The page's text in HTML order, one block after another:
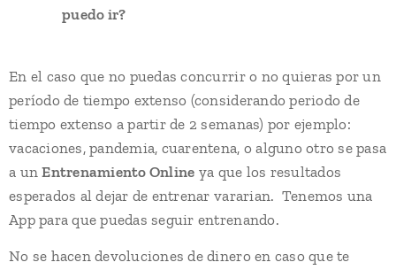
puedo ir?
En el caso que no puedas concurrir o no quieras por un
período de tiempo extenso (considerando periodo de
tiempo extenso a partir de 2 semanas) por ejemplo:
vacaciones, pandemia, cuarentena, o alguno otro se pasa
a unEntrenamiento Online ya que los resultados
esperados al dejar de entrenar vararian. Tenemos una
App para que puedas seguir entrenando.
No se hacen devoluciones de dinero en caso que te